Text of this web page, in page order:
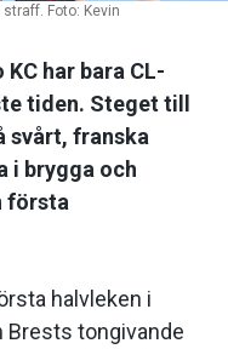
Foto: Kevin
har bara CL-
tiden. Steget till
svårt, franska
i brygga och
första
halvleken i
Brests tongivande